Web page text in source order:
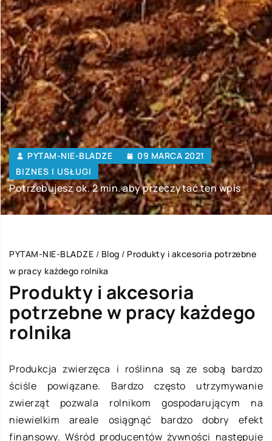
PYTAM-NIE-BLADZE
09 MARCA 2021
BIZNES I USŁUGI
Potrzebujesz ok. 2 min. aby przeczytać ten wpis
PYTAM-NIE-BLADZE / Blog / Produkty i akcesoria potrzebne
w pracy każdego rolnika
Produkty i akcesoria
potrzebne w pracy każdego
rolnika
Produkcja zwierzęca i roślinna są ze sobą bardzo
ściśle powiązane. Bardzo często utrzymywanie
zwierząt pozwala rolnikom gospodarującym na
niewielkim areale osiągnąć bardzo dobry efekt
finansowy. Wśród producentów żywności następuje